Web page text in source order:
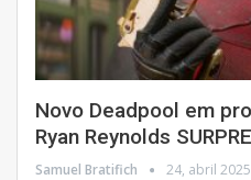
Novo Deadpool em
Ryan Reynolds
Samuel Bratifich 24, abril 2025